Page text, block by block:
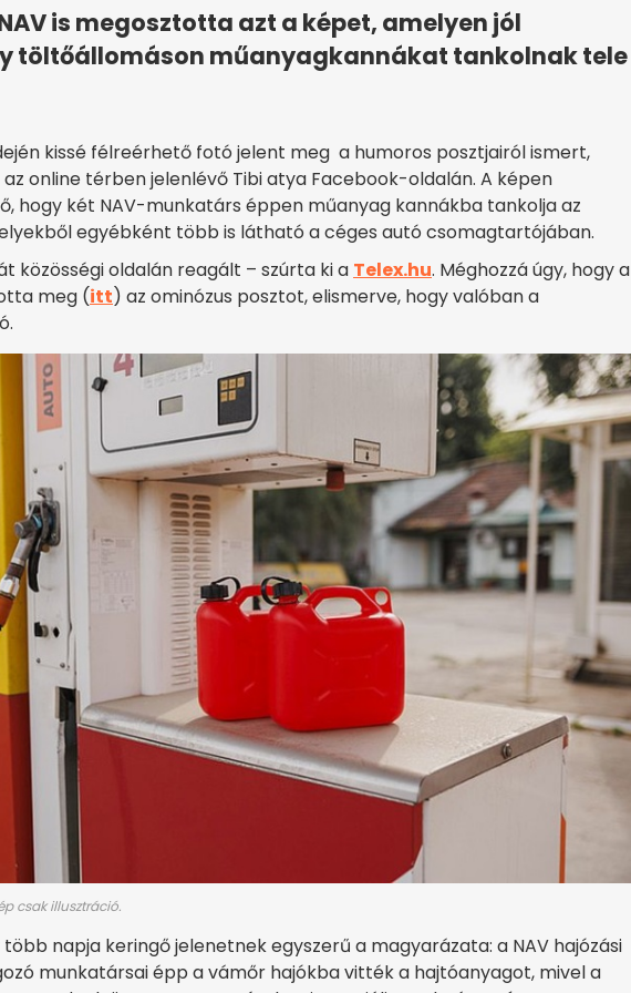
is megosztotta azt a képet, amelyen jól
töltőállomáson műanyagkannákat tankolnak tele
kissé félreérhető fotó jelent meg a humoros posztjairól ismert,
online térben jelenlévő Tibi atya Facebook-oldalán. A képen
hogy két NAV-munkatárs éppen műanyag kannákba tankolja az
egyébként több is látható a céges autó csomagtartójában.
közösségi oldalán reagált – szúrta ki a Telex.hu. Méghozzá úgy, hogy a
meg (itt) az ominózus posztot, elismerve, hogy valóban a
csak illusztráció.
napja keringő jelenetnek egyszerű a magyarázata: a NAV hajózási
munkatársai épp a vámőr hajókba vitték a hajtóanyagot, mivel a